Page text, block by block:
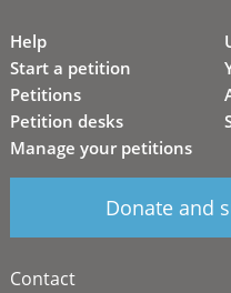
Help
Start a petition
Petitions
Petition desks
Manage your petitions
Donate and
Contact